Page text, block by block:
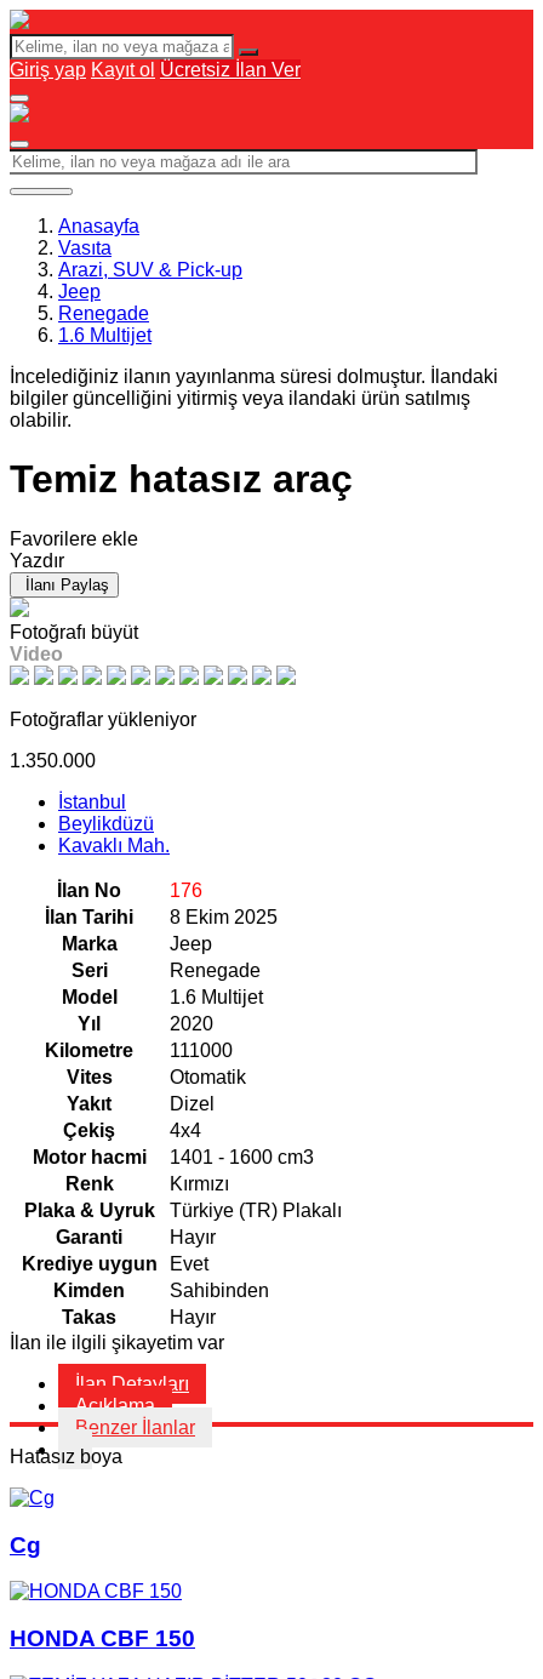
Giriş yap Kayıt ol Ücretsiz İlan Ver
Anasayfa
Vasıta
Arazi, SUV & Pick-up
Jeep
Renegade
1.6 Multijet
İncelediğiniz ilanın yayınlanma süresi dolmuştur. İlandaki
bilgiler güncelliğini yitirmiş veya ilandaki ürün satılmış
olabilir.
Temiz hatasız araç
Favorilere ekle
Yazdır
İlanı Paylaş
Fotoğrafı büyüt
Video
Fotoğraflar yükleniyor
1.350.000
İstanbul
Beylikdüzü
Kavaklı Mah.
İlan No
176
İlan Tarihi
8 Ekim 2025
Marka
Jeep
Seri
Renegade
Model
1.6 Multijet
Yıl
2020
Kilometre
111000
Vites
Otomatik
Yakıt
Dizel
Çekiş
4x4
Motor hacmi
1401 - 1600 cm3
Renk
Kırmızı
Plaka & Uyruk
Türkiye (TR) Plakalı
Garanti
Hayır
Krediye uygun
Evet
Kimden
Sahibinden
Takas
Hayır
İlan ile ilgili şikayetim var
İlan Detayları
Açıklama
Benzer İlanlar
Hatasız boya
Cg
HONDA CBF 150